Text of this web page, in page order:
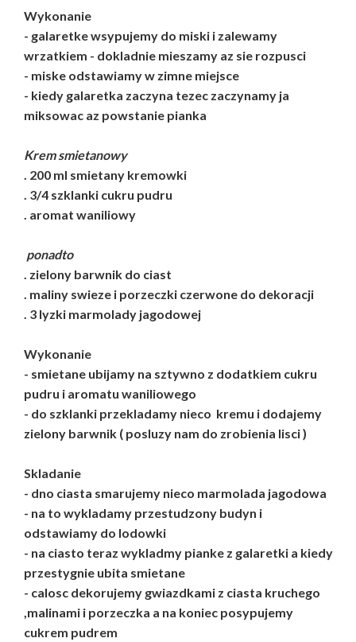
Wykonanie
- galaretke wsypujemy do miski i zalewamy
wrzatkiem - dokladnie mieszamy az sie rozpusci
- miske odstawiamy w zimne miejsce
- kiedy galaretka zaczyna tezec zaczynamy ja
miksowac az powstanie pianka
Krem smietanowy
. 200 ml smietany kremowki
. 3/4 szklanki cukru pudru
. aromat waniliowy
ponadto
. zielony barwnik do ciast
. maliny swieze i porzeczki czerwone do dekoracji
. 3 lyzki marmolady jagodowej
Wykonanie
- smietane ubijamy na sztywno z dodatkiem cukru
pudru i aromatu waniliowego
- do szklanki przekladamy nieco kremu i dodajemy
zielony barwnik ( posluzy nam do zrobienia lisci )
Skladanie
- dno ciasta smarujemy nieco marmolada jagodowa
- na to wykladamy przestudzony budyn i
odstawiamy do lodowki
- na ciasto teraz wykladmy pianke z galaretki a kiedy
przestygnie ubita smietane
- calosc dekorujemy gwiazdkami z ciasta kruchego
,malinami i porzeczka a na koniec posypujemy
cukrem pudrem